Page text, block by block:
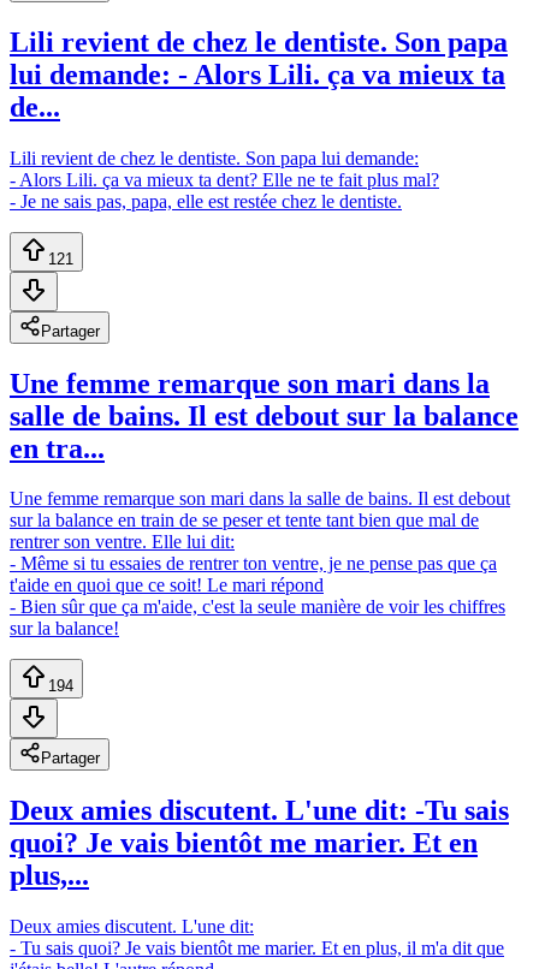
Lili revient de chez le dentiste. Son papa
lui demande: - Alors Lili. ça va mieux ta
de...
Lili revient de chez le dentiste. Son papa lui demande:
- Alors Lili. ça va mieux ta dent? Elle ne te fait plus mal?
- Je ne sais pas, papa, elle est restée chez le dentiste.
121
Partager
Une femme remarque son mari dans la
salle de bains. Il est debout sur la balance
en tra...
Une femme remarque son mari dans la salle de bains. Il est debout
sur la balance en train de se peser et tente tant bien que mal de
rentrer son ventre. Elle lui dit:
- Même si tu essaies de rentrer ton ventre, je ne pense pas que ça
t'aide en quoi que ce soit! Le mari répond
- Bien sûr que ça m'aide, c'est la seule manière de voir les chiffres
sur la balance!
194
Partager
Deux amies discutent. L'une dit: -Tu sais
quoi? Je vais bientôt me marier. Et en
plus,...
Deux amies discutent. L'une dit:
- Tu sais quoi? Je vais bientôt me marier. Et en plus, il m'a dit que